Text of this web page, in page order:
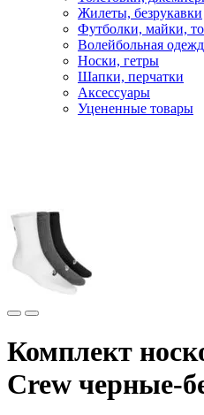
Жилеты, безрукавки
Футболки, майки,
Волейбольная
Носки, гетры
Шапки, перчатки
Аксессуары
Уцененные товары
Комплект
Crew черные-